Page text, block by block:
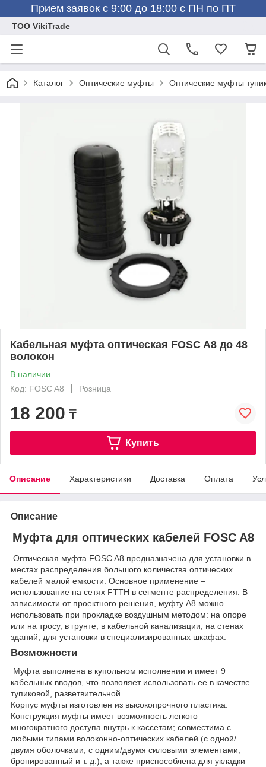
Прием заявок с 9:00 до 18:00 с ПН по ПТ
ТОО VikiTrade
Каталог Оптические муфты Оптические муфты
Кабельная муфта оптическая FOSC A8 до 48
волокон
В наличии
Код: FOSC A8
Розница
18 200 ₸
Купить
Описание Характеристики Доставка Оплата
Описание
Муфта для оптических кабелей FOSC A8
Оптическая муфта FOSC A8 предназначена для установки в
местах распределения большого количества оптических
кабелей малой емкости. Основное применение –
использование на сетях FTTH в сегменте распределения. В
зависимости от проектного решения, муфту А8 можно
использовать при прокладке воздушным методом: на опоре
или на тросу, в грунте, в кабельной канализации, на стенах
зданий, для установки в специализированных шкафах.
Возможности
Муфта выполнена в купольном исполнении и имеет 9
кабельных вводов, что позволяет использовать ее в качестве
тупиковой, разветвительной.
Корпус муфты изготовлен из высокопрочного пластика.
Конструкция муфты имеет возможность легкого
многократного доступа внутрь к кассетам; совместима с
любыми типами волоконно-оптических кабелей (с одной/
двумя оболочками, с одним/двумя силовыми элементами,
бронированный и т. д.), а также приспособлена для укладки